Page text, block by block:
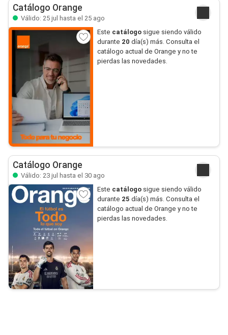
Catálogo Orange
Válido: 25 jul hasta el 25 ago
Este catálogosigue siendo válido
durante 20 día(s) más. Consulta el
catálogo actual de Orange y no te
pierdas las novedades.
Catálogo Orange
Válido: 23 jul hasta el 30 ago
Este catálogosigue siendo válido
durante 25 día(s) más. Consulta el
catálogo actual de Orange y no te
pierdas las novedades.